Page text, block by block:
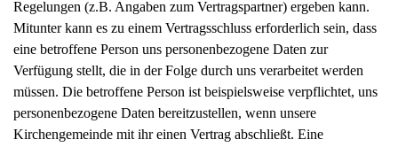
Regelungen (z.B. Angaben zum Vertragspartner) ergeben kann.
Mitunter kann es zu einem Vertragsschluss erforderlich sein, dass
eine betroffene Person uns personenbezogene Daten zur
Verfügung stellt, die in der Folge durch uns verarbeitet werden
müssen. Die betroffene Person ist beispielsweise verpflichtet, uns
personenbezogene Daten bereitzustellen, wenn unsere
Kirchengemeinde mit ihr einen Vertrag abschließt. Eine